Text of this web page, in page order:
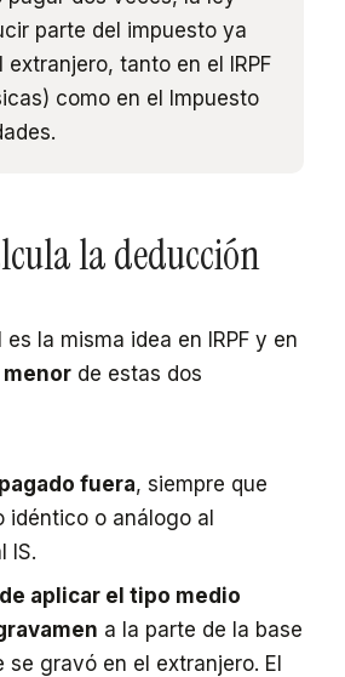
parte del impuesto ya
extranjero, tanto en el IRPF
como en el Impuesto
la deducción
la misma idea en IRPF y en
menor de estas dos
fuera, siempre que
idéntico o análogo al
IS.
aplicar el tipo medio
a la parte de la base
se gravó en el extranjero. El